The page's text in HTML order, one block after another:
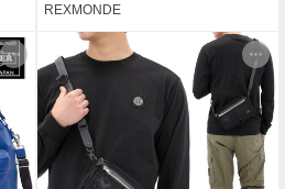
REXMONDE